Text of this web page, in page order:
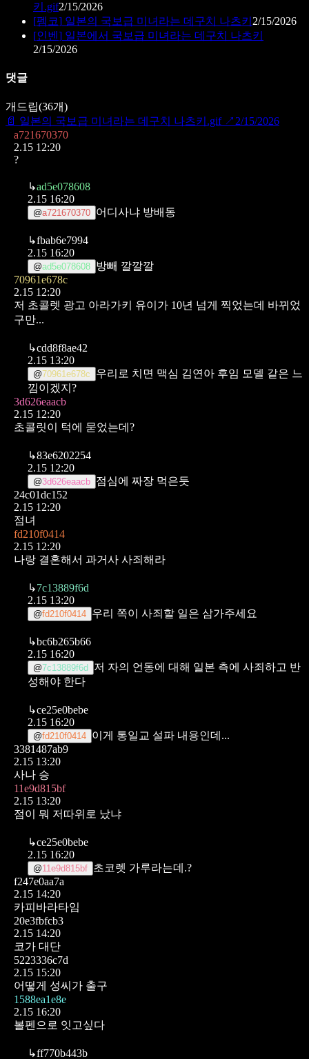
키.gif2/15/2026
[펨코] 일본의 국보급 미녀라는 데구치 나츠키 2/15/2026
[인벤 ] 일본에서 국보급 미녀라는 데구치 나츠키
2/15/2026
댓글
개드립(36개)
📄 일본의 국보급 미녀라는 데구치 나츠키.gif ↗ 2/15/2026
a721670370
2.15 12:20
?
↳ad5e078608
2.15 16:20
@a721670370 어디사냐 방배동
↳fbab6e7994
2.15 16:20
@ad5e078608 방빼 깔깔깔
70961e678c
2.15 12:20
저 초콜렛 광고 아라가키 유이가 10년 넘게 찍었는데 바뀌었
구만...
↳cdd8f8ae42
2.15 13:20
@70961e678c
우리로 치면 맥심 김연아 후임 모델 같은 느
낌이겠지?
3d626eaacb
2.15 12:20
초콜릿이 턱에 묻었는데?
↳83e6202254
2.15 12:20
@3d626eaacb 점심에 짜장 먹은듯
24c01dc152
2.15 12:20
점녀
fd210f0414
2.15 12:20
나랑 결혼해서 과거사 사죄해라
↳7c13889f6d
2.15 13:20
@fd210f0414 우리 쪽이 사죄할 일은 삼가주세요
↳bc6b265b66
2.15 16:20
@7c13889f6d
저 자의 언동에 대해 일본 측에 사죄하고 반
성해야 한다
↳ce25e0bebe
2.15 16:20
@fd210f0414 이게 통일교 설파 내용인데...
3381487ab9
2.15 13:20
사나 승
11e9d815bf
2.15 13:20
점이 뭐 저따위로 났냐
↳ce25e0bebe
2.15 16:20
@11e9d815bf 초코렛 가루라는데.?
f247e0aa7a
2.15 14:20
카피바라타임
20e3fbfcb3
2.15 14:20
코가 대단
5223336c7d
2.15 15:20
어떻게 성씨가 출구
1588ea1e8e
2.15 16:20
볼펜으로 잇고싶다
↳ff770b443b